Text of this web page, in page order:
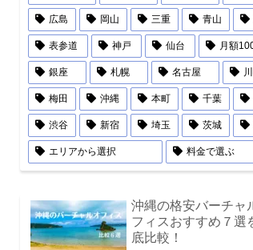
広島 岡山 三重 青山
表参道 神戸 仙台 月額
銀座 札幌 名古屋
梅田 沖縄 本町 千葉
渋谷 新宿 埼玉 茨城
エリアから選択 料金で選ぶ
沖縄の格安バーチャ
フィスおすすめ７選
底比較！